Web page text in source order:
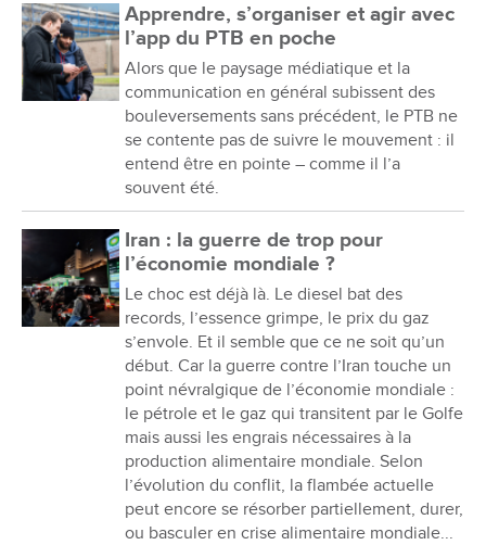
Apprendre, s’organiser et agir avec
l’app du PTB en poche
Alors que le paysage médiatique et la
communication en général subissent des
bouleversements sans précédent, le PTB ne
se contente pas de suivre le mouvement : il
entend être en pointe – comme il l’a
souvent été.
Iran : la guerre de trop pour
l’économie mondiale ?
Le choc est déjà là. Le diesel bat des
records, l’essence grimpe, le prix du gaz
s’envole. Et il semble que ce ne soit qu’un
début. Car la guerre contre l’Iran touche un
point névralgique de l’économie mondiale :
le pétrole et le gaz qui transitent par le Golfe
mais aussi les engrais nécessaires à la
production alimentaire mondiale. Selon
l’évolution du conflit, la flambée actuelle
peut encore se résorber partiellement, durer,
ou basculer en crise alimentaire mondiale...